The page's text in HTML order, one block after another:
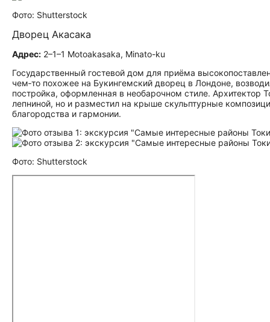
Фото: Shutterstock
Дворец Акасака
Адрес: 2–1–1 Motoakasaka, Minato-ku
Государственный гостевой дом для приёма
чем‑то похожее на Букингемский дворец в Лондоне,
постройка, оформленная в необарочном стиле. Архитектор
лепниной, но и разместил на крыше скульптурные
благородства и гармонии.
Фото: Shutterstock